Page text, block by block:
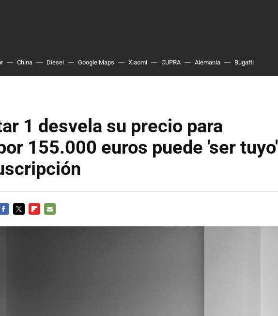
China Diésel Google Maps Xiaomi CUPRA Alemania Bugatti
1 desvela su precio para
155.000 euros puede 'ser tuyo'